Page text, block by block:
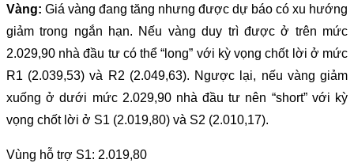
Vàng: Giá vàng đang tăng nhưng được dự báo có xu hướng
giảm trong ngắn hạn. Nếu vàng duy trì được ở trên mức
2.029,90 nhà đầu tư có thể “long” với kỳ vọng chốt lời ở mức
R1 (2.039,53) và R2 (2.049,63). Ngược lại, nếu vàng giảm
xuống ở dưới mức 2.029,90 nhà đầu tư nên “short” với kỳ
vọng chốt lời ở S1 (2.019,80) và S2 (2.010,17).
Vùng hỗ trợ S1: 2.019,80